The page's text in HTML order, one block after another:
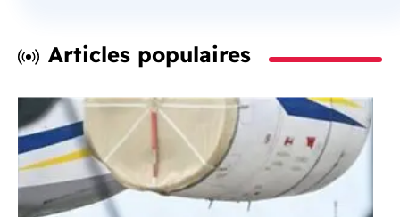
Articles populaires